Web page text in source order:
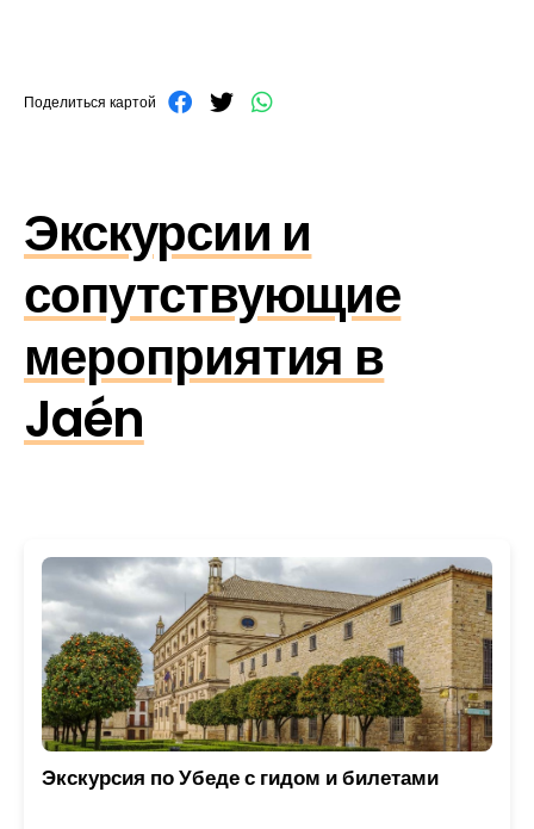
Поделиться картой
Экскурсии и
сопутствующие
мероприятия в
Jaén
Экскурсия по Убеде с гидом и билетами